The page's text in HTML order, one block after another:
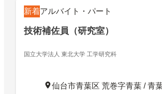
新着アルバイト・パート
技術補佐員（研究室）
国立大学法人 東北大学 工学研究科
仙台市青葉区 荒巻字青葉 / 青